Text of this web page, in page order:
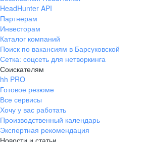
HeadHunter API
Партнерам
Инвесторам
Каталог компаний
Поиск по вакансиям в Барсуковской
Сетка: соцсеть для нетворкинга
Соискателям
hh PRO
Готовое резюме
Все сервисы
Хочу у вас работать
Производственный календарь
Экспертная рекомендация
Новости и статьи